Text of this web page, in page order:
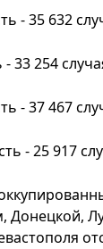
- 35 632
33 254
- 37 467
- 25 917